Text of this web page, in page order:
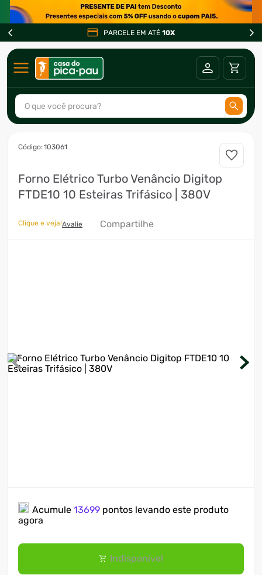
PARCELE EM ATÉ 10X
O que você procura?
:103061
Forno Elétrico Turbo Venâncio Digitop
FTDE10 10 Esteiras Trifásico | 380V
Clique e veja!Avalie Compartilhe
Acumule 13699 pontos levando este produto
agora
Indisponível
2º
freezer
3 º
fogão
4º
forno